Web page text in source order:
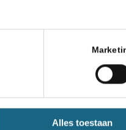
Alles toestaan